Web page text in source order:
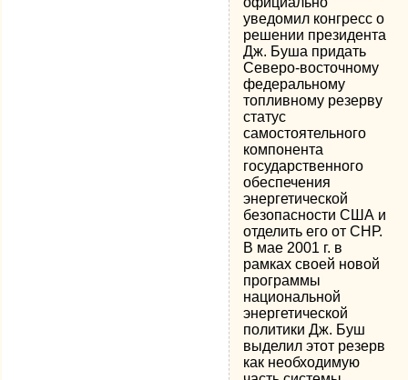
уведомил конгресс о
решении президента
Дж. Буша придать
Северо-восточному
федеральному
топливному резерву
статус
самостоятельного
компонента
государственного
обеспечения
энергетической
безопасности США и
отделить его от СНР.
В мае 2001 г. в
рамках своей новой
программы
национальной
энергетической
политики Дж. Буш
выделил этот резерв
как необходимую